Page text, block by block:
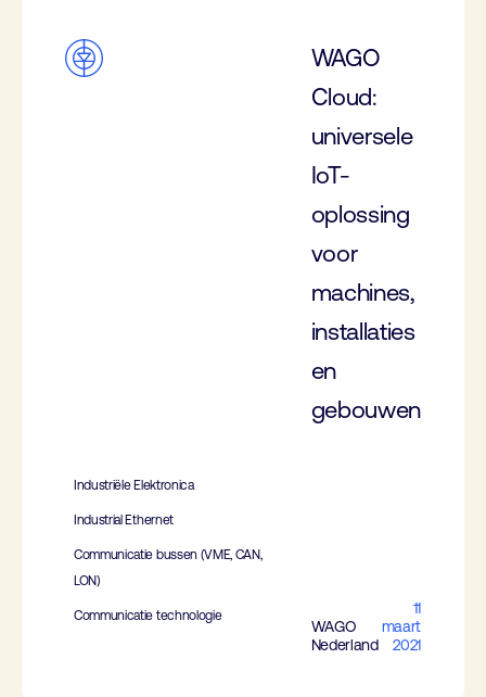
WAGO
Cloud:
universele
IoT-
oplossing
voor
machines,
installaties
en
gebouwen
Industriële Elektronica
Industrial Ethernet
Communicatie bussen (VME, CAN,
LON)
Communicatie technologie
WAGO
Nederland
11
maart
2021